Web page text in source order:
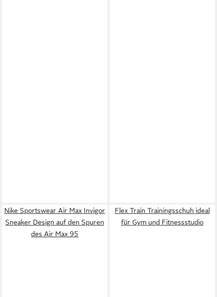
Nike Sportswear Air Max Invigor
Sneaker Design auf den Spuren
des Air Max 95
Flex Train Trainingsschuh ideal
für Gym und Fitnessstudio